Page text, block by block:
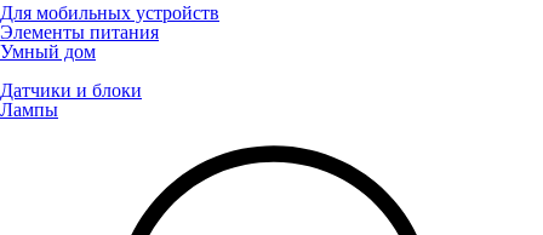
Для мобильных устройств
Элементы питания
Умный дом
Датчики и блоки
Лампы